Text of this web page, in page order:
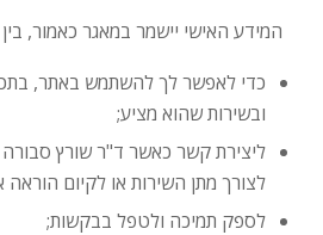
המידע האישי יישמר במאגר כאמור,
כדי לאפשר לך להשתמש באתר,
ובשירות שהוא מציע;
ליצירת קשר כאשר ד"ר שורץ
לצורך מתן השירות או לקיום הוראה
לספק תמיכה ולטפל בבקשות;